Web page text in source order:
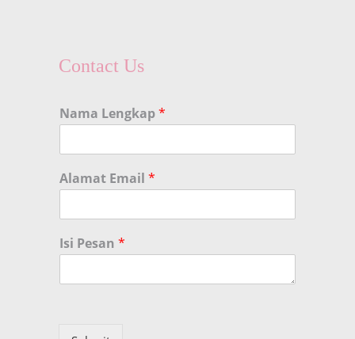
Contact Us
Nama Lengkap*
Alamat Email *
Isi Pesan *